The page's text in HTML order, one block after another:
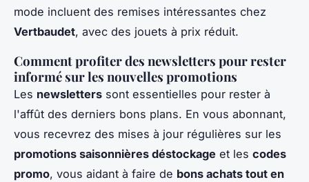
mode incluent des remises intéressantes chez
Vertbaudet, avec des jouets à prix réduit.
Comment profiter des newsletters pour rester
informé sur les nouvelles promotions
Les newsletters sont essentielles pour rester à
l'affût des derniers bons plans. En vous abonnant,
vous recevrez des mises à jour régulières sur les
promotions saisonnières déstockage et les codes
promo, vous aidant à faire de bons achats tout en